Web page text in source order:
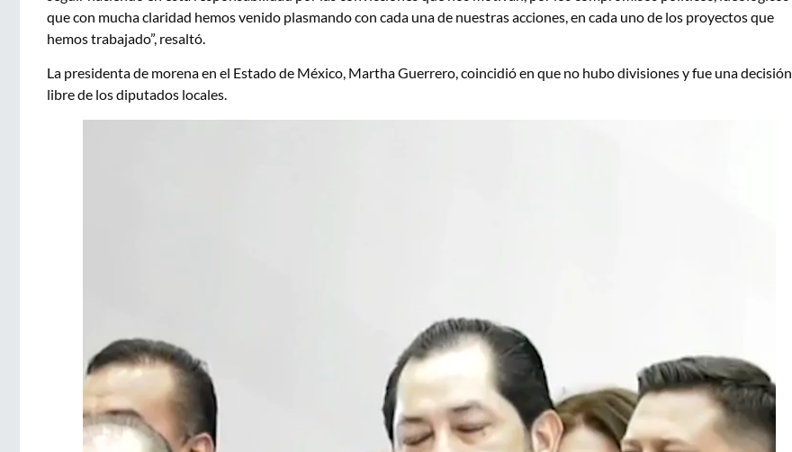
que con mucha claridad hemos venido plasmando con cada una de nuestras acciones, en cada uno de los proyectos que
hemos trabajado”, resaltó.
La presidenta de morena en el Estado de México, Martha Guerrero, coincidió en que no hubo divisiones y fue una decisión
libre de los diputados locales.